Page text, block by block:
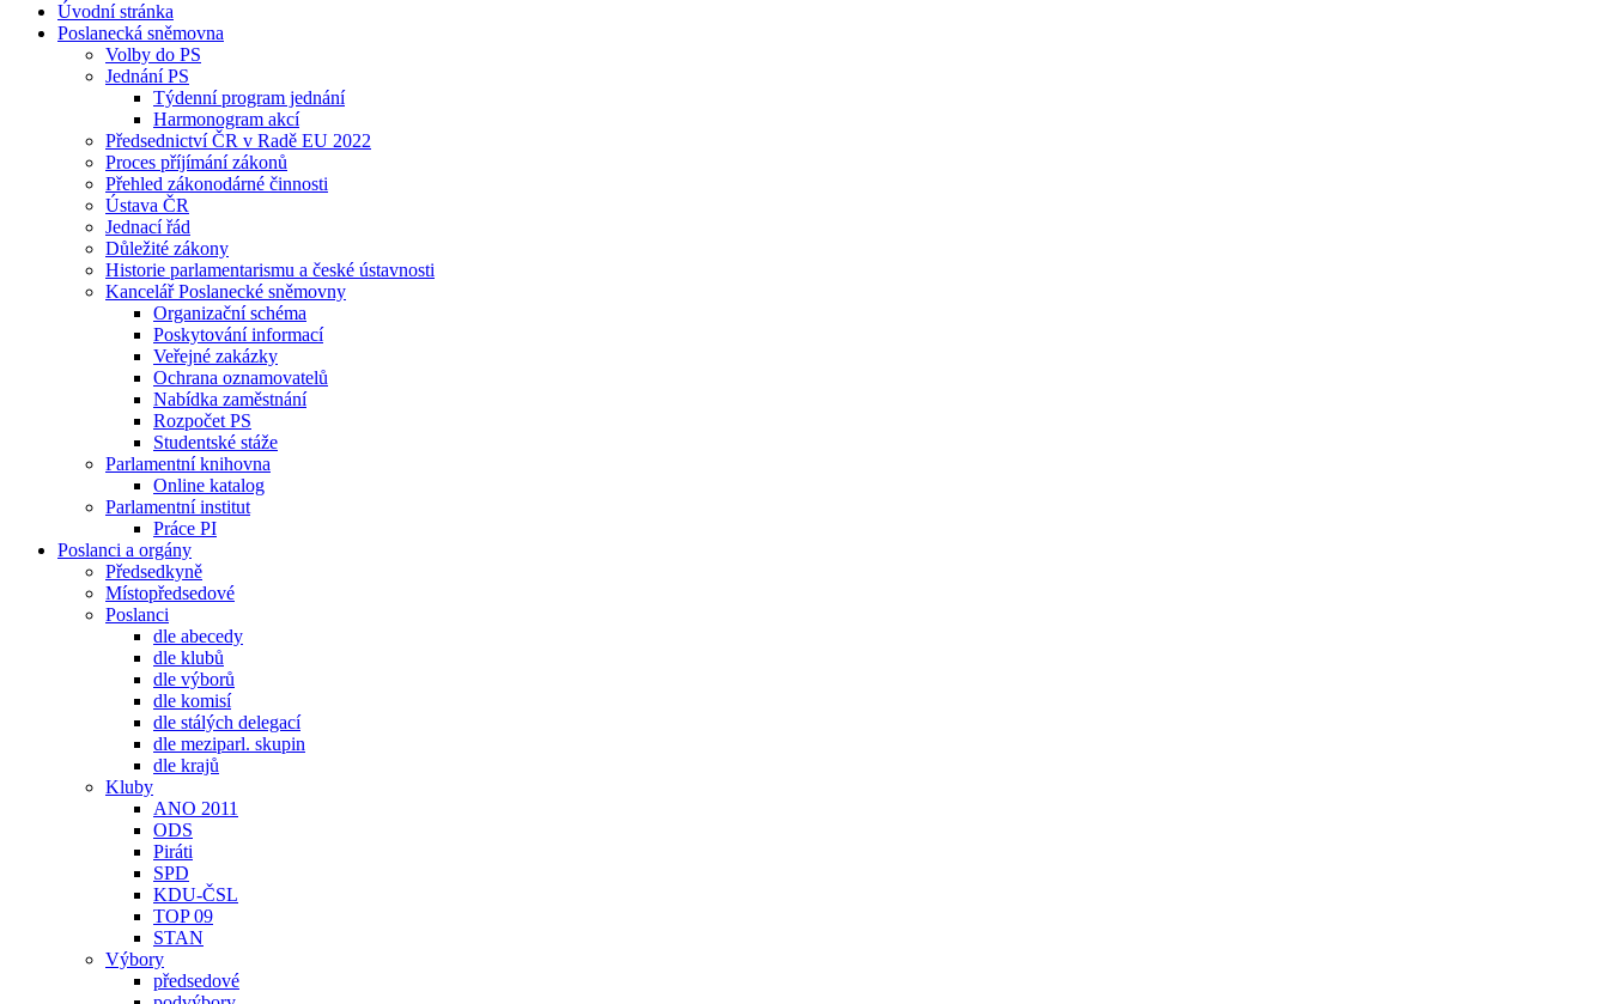
Úvodní stránka
Poslanecká sněmovna
Volby do PS
Jednání PS
Týdenní program jednání
Harmonogram akcí
Předsednictví ČR v Radě EU 2022
Proces příjímání zákonů
Přehled zákonodárné činnosti
Ústava ČR
Jednací řád
Důležité zákony
Historie parlamentarismu a české ústavnosti
Kancelář Poslanecké sněmovny
Organizační schéma
Poskytování informací
Veřejné zakázky
Ochrana oznamovatelů
Nabídka zaměstnání
Rozpočet PS
Studentské stáže
Parlamentní knihovna
Online katalog
Parlamentní institut
Práce PI
Poslanci a orgány
Předsedkyně
Místopředsedové
Poslanci
dle abecedy
dle klubů
dle výborů
dle komisí
dle stálých delegací
dle meziparl. skupin
dle krajů
Kluby
ANO 2011
ODS
Piráti
SPD
KDU-ČSL
TOP 09
STAN
Výbory
předsedové